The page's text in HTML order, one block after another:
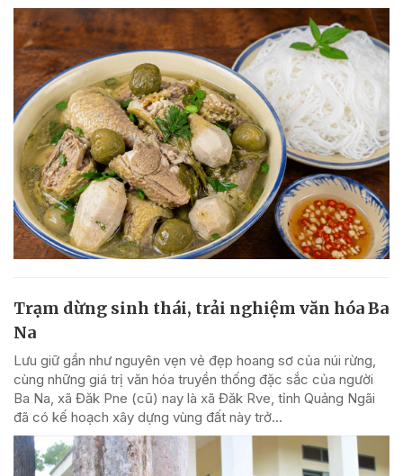
Trạm dừng sinh thái, trải nghiệm văn hóa Ba
Na
Lưu giữ gần như nguyên vẹn vẻ đẹp hoang sơ của núi rừng,
cùng những giá trị văn hóa truyền thống đặc sắc của người
Ba Na, xã Đăk Pne (cũ) nay là xã Đăk Rve, tỉnh Quảng Ngãi
đã có kế hoạch xây dựng vùng đất này trở...